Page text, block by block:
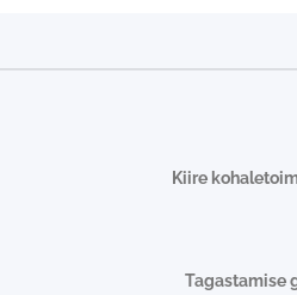
Kiire
Tagastamise